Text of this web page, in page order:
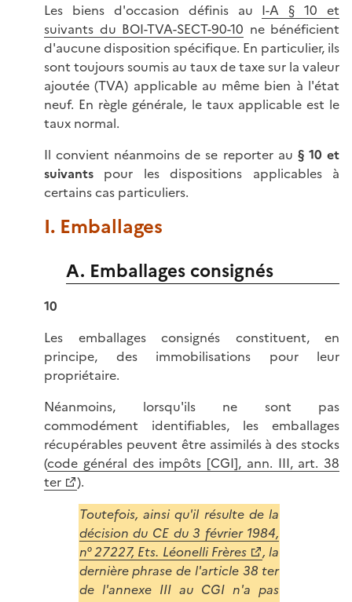
Les biens d'occasion définis au I-A § 10 et
suivants du BOI-TVA-SECT-90-10 ne bénéficient
d'aucune disposition spécifique. En particulier, ils
sont toujours soumis au taux de taxe sur la valeur
ajoutée (TVA) applicable au même bien à l'état
neuf. En règle générale, le taux applicable est le
taux normal.
Il convient néanmoins de se reporter au § 10 et
suivants pour les dispositions applicables à
certains cas particuliers.
I. Emballages
A. Emballages consignés
10
Les emballages consignés constituent, en
principe, des immobilisations pour leur
propriétaire.
Néanmoins, lorsqu'ils ne sont pas
commodément identifiables, les emballages
récupérables peuvent être assimilés à des stocks
(code général des impôts [CGI], ann. III, art. 38
ter
).
Toutefois, ainsi qu'il résulte de la
décision du CE du 3 février 1984,
n° 27227, Ets. Léonelli Frères
, la
dernière phrase de l'article 38 ter
de l'annexe III au CGI n'a pas